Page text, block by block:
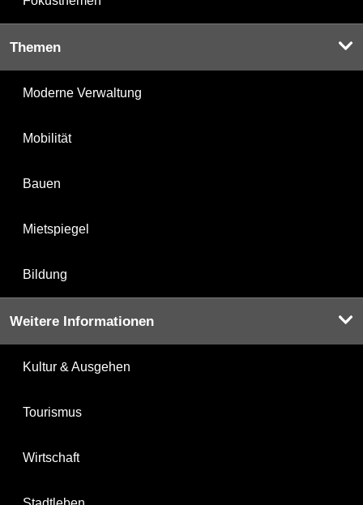
Themen
Moderne Verwaltung
Mobilität
Bauen
Mietspiegel
Bildung
Weitere Informationen
Kultur & Ausgehen
Tourismus
Wirtschaft